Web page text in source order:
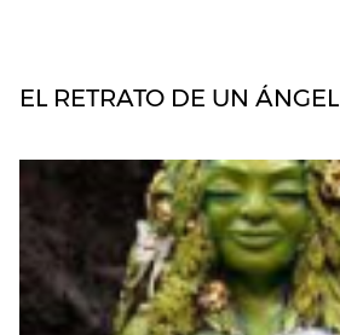
EL RETRATO DE UN ÁNGEL